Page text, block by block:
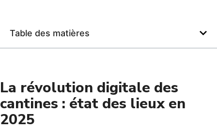
Table des matières
La révolution digitale des
cantines : état des lieux en
2025